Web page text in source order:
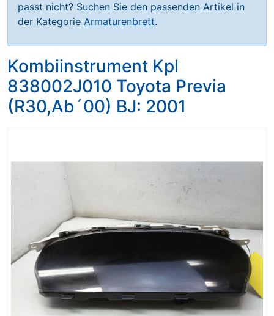
passt nicht? Suchen Sie den passenden Artikel in
der Kategorie Armaturenbrett.
Kombiinstrument Kpl
838002J010 Toyota Previa
(R30,Ab´00) BJ: 2001